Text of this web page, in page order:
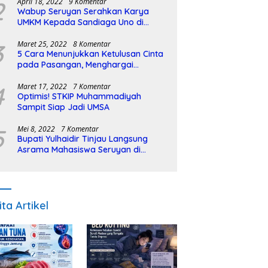
Wabup Seruyan Serahkan Karya
UMKM Kepada Sandiaga Uno di
Maret 25, 2022 8 Komentar
5 Cara Menunjukkan Ketulusan Cinta
pada Pasangan, Menghargai
Maret 17, 2022 7 Komentar
Optimis! STKIP Muhammadiyah
Sampit Siap Jadi UMSA
Mei 8, 2022 7 Komentar
Bupati Yulhaidir Tinjau Langsung
Asrama Mahasiswa Seruyan di
Artikel